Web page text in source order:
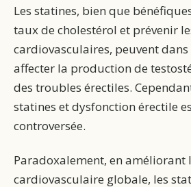
Les statines, bien que
taux de cholestérol et prévenir
cardiovasculaires, peuvent dans
affecter la production de
des troubles érectiles.
statines et dysfonction érectile
controversée.
Paradoxalement, en améliorant
cardiovasculaire globale, les